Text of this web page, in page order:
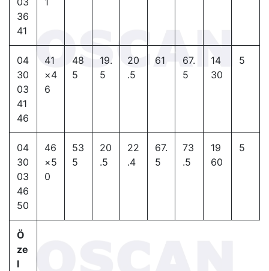
36
41
04
30
03
41
46
41
×4
6
48
5
19.
5
20
.5
61
67.
5
14
30
5
04
30
03
46
50
46
×5
0
53
5
20
.5
22
.4
67.
5
73
.5
19
60
5
Ö
ze
l